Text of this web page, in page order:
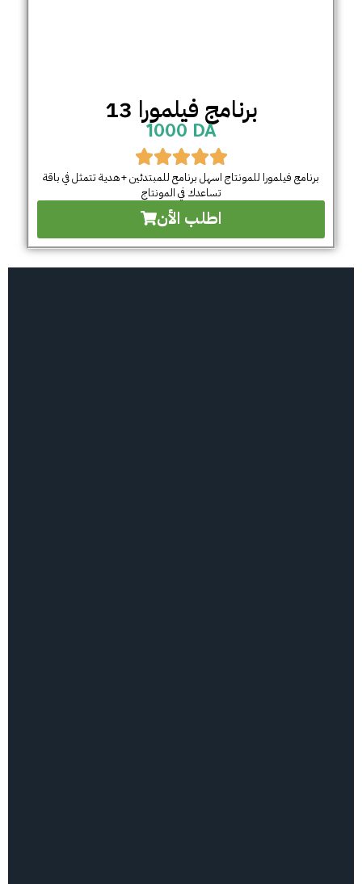
برنامج فيلمورا 13
1000 DA
برنامج فيلمورا للمونتاج اسهل برنامح للمبتدئين +هدية تتمثل في باقة
تساعدك في المونتاج
اطلب الأن